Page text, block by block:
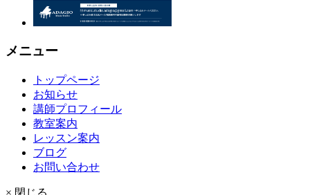
メニュー
トップページ
お知らせ
講師プロフィール
教室案内
レッスン案内
ブログ
お問い合わせ
× 閉じる